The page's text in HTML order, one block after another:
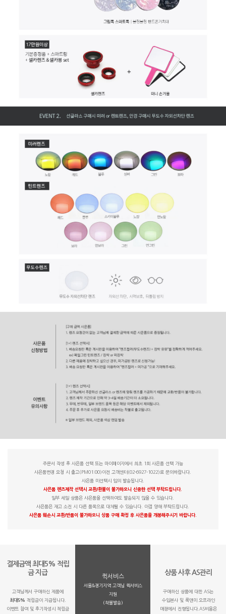
주문서 작성 후 사은품 선택 또는 마이페이지에서 최초 1회 사은품 선택 가능
사은품변경 요청 시 출고(PM01:00)이전 고객센터(02-6927-1022)로 문의바랍니다.
사은품 미선택시 임의 발송됩니다.
사은품 렌즈제작 선택시 교환/환불이 불가하오니 신중한 선택 부탁드립니다.
일부 세일 상품은 사은품을 선택하여도 발송되지 않을 수 있습니다.
사은품은 재고 소진 시 다른 품목으로 대체될 수 있습니다. 이점 양해 부탁드립니다.
사은품 훼손시 교환/반품이 불가하오니 상품 구매 확정 후 사은품을 개봉해주시기 바랍니다.
결제금액 최대5% 적립
금 지급
고객님께서 구매하신 제품에
최대5% 적립금이 지급됩니다.
이벤트 참여 및 후기작성시 적립금
퀵서비스
서울&경기지역 고객님 퀵서비스
지원
(착불발송)
상품 사후 AS관리
구매하신 상품에 대한 AS는
수입본사 및 룩앤미 오프라인
매장에서 진행됩니다.AS비용은